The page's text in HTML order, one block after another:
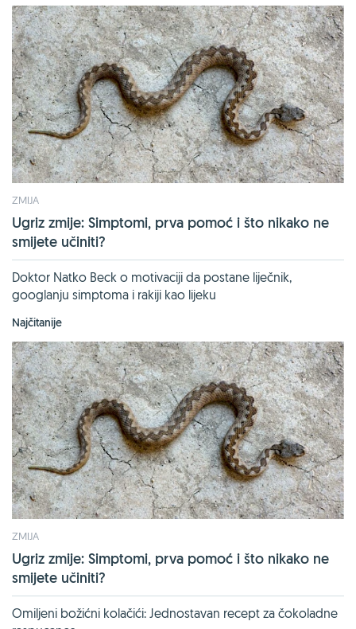
ZMIJA
Ugriz zmije: Simptomi, prva pomoć i što nikako ne
smijete učiniti?
Doktor Natko Beck o motivaciji da postane liječnik,
googlanju simptoma i rakiji kao lijeku
Najčitanije
ZMIJA
Ugriz zmije: Simptomi, prva pomoć i što nikako ne
smijete učiniti?
Omiljeni božićni kolačići: Jednostavan recept za čokoladne